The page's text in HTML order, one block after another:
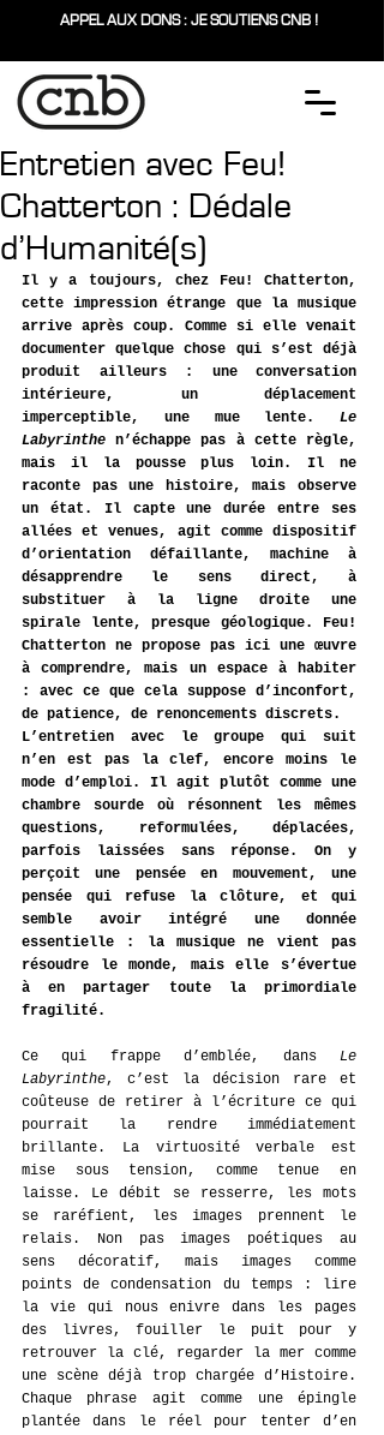
APPEL AUX DONS : JE SOUTIENS CNB !
Entretien avec Feu!
Chatterton : Dédale
d’Humanité(s)
Il y a toujours, chez Feu! Chatterton,
cette impression étrange que la musique
arrive après coup. Comme si elle venait
documenter quelque chose qui s’est déjà
produit ailleurs : une conversation
intérieure, un déplacement
imperceptible, une mue lente. Le
Labyrinthe n’échappe pas à cette règle,
mais il la pousse plus loin. Il ne
raconte pas une histoire, mais observe
un état. Il capte une durée entre ses
allées et venues, agit comme dispositif
d’orientation défaillante, machine à
désapprendre le sens direct, à
substituer à la ligne droite une
spirale lente, presque géologique. Feu!
Chatterton ne propose pas ici une œuvre
à comprendre, mais un espace à habiter
: avec ce que cela suppose d’inconfort,
de patience, de renoncements discrets.
L’entretien avec le groupe qui suit
n’en est pas la clef, encore moins le
mode d’emploi. Il agit plutôt comme une
chambre sourde où résonnent les mêmes
questions, reformulées, déplacées,
parfois laissées sans réponse. On y
perçoit une pensée en mouvement, une
pensée qui refuse la clôture, et qui
semble avoir intégré une donnée
essentielle : la musique ne vient pas
résoudre le monde, mais elle s’évertue
à en partager toute la primordiale
fragilité.
Ce qui frappe d’emblée, dans Le
Labyrinthe, c’est la décision rare et
coûteuse de retirer à l’écriture ce qui
pourrait la rendre immédiatement
brillante. La virtuosité verbale est
mise sous tension, comme tenue en
laisse. Le débit se resserre, les mots
se raréfient, les images prennent le
relais. Non pas images poétiques au
sens décoratif, mais images comme
points de condensation du temps : lire
la vie qui nous enivre dans les pages
des livres, fouiller le puit pour y
retrouver la clé, regarder la mer comme
une scène déjà trop chargée d’Histoire.
Chaque phrase agit comme une épingle
plantée dans le réel pour tenter d’en